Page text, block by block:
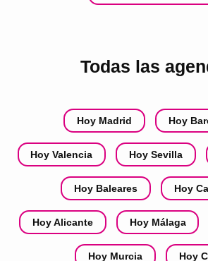
Todas las
Hoy Madrid Hoy
Hoy Valencia Hoy Sevilla
Hoy Baleares Hoy
Hoy Alicante Hoy Málaga
Hoy Murcia Hoy